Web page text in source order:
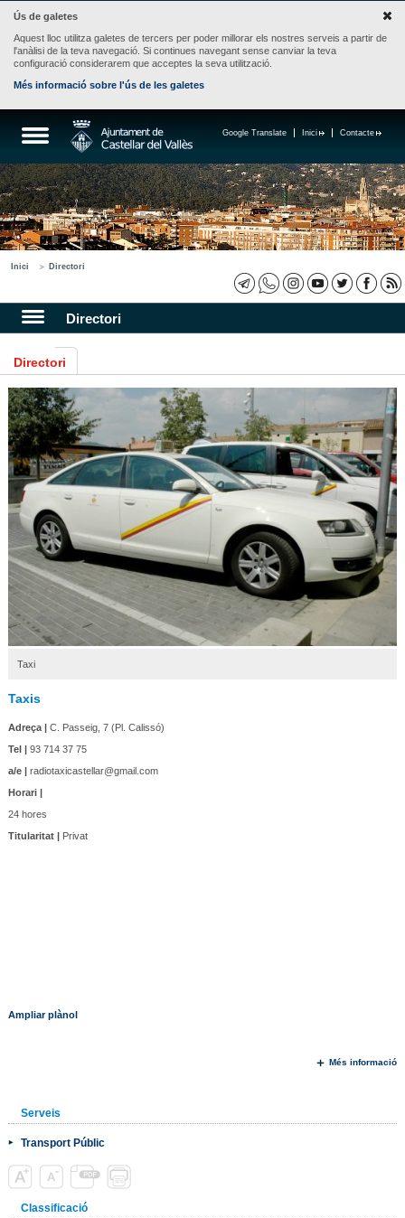
Ús de galetes
Aquest lloc utilitza galetes de tercers per poder millorar els nostres serveis a partir de
l'anàlisi de la teva navegació. Si continues navegant sense canviar la teva
configuració considerarem que acceptes la seva utilització.
Més informació sobre l'ús de les galetes
Contacte
Inici
Google Translate
Inici Directori
Directori
Directori
Taxi
Taxis
Adreça |C. Passeig, 7 (Pl. Calissó)
Tel |93 714 37 75
a/e |radiotaxicastellar@gmail.com
Horari |
24 hores
Titularitat |Privat
Ampliar plànol
Més informació
Serveis
Transport Públic
Classificació